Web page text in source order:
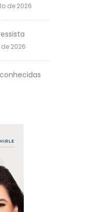
de 2026
2026